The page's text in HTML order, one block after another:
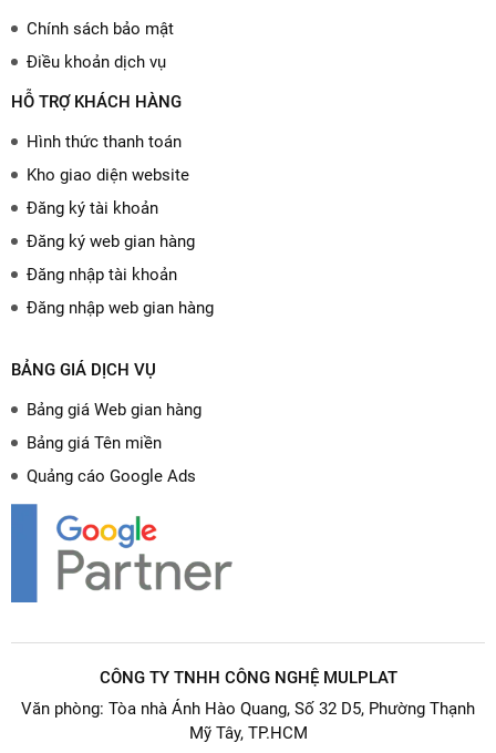
Chính sách bảo mật
Điều khoản dịch vụ
HỖ TRỢ KHÁCH HÀNG
Hình thức thanh toán
Kho giao diện website
Đăng ký tài khoản
Đăng ký web gian hàng
Đăng nhập tài khoản
Đăng nhập web gian hàng
BẢNG GIÁ DỊCH VỤ
Bảng giá Web gian hàng
Bảng giá Tên miền
Quảng cáo Google Ads
CÔNG TY TNHH CÔNG NGHỆ MULPLAT
Văn phòng: Tòa nhà Ánh Hào Quang, Số 32 D5, Phường Thạnh
Mỹ Tây, TP.HCM